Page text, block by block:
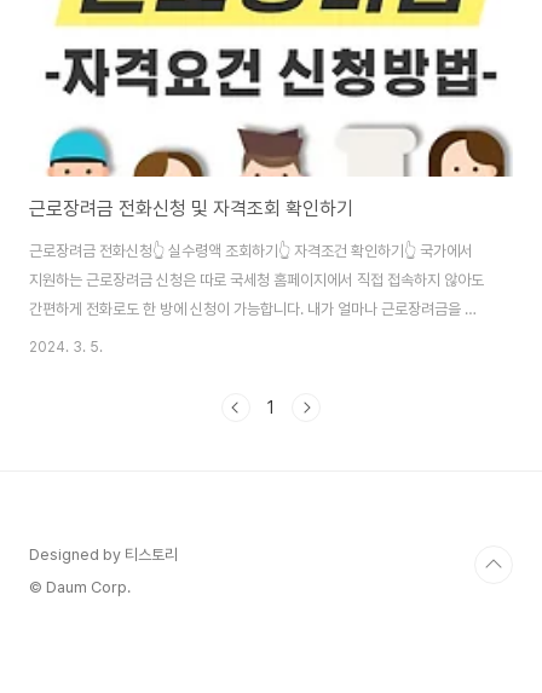
근로장려금 전화신청 및 자격조회 확인하기
근로장려금 전화신청👆 실수령액 조회하기👆 자격조건 확인하기👆 국가에서
지원하는 근로장려금 신청은 따로 국세청 홈페이지에서 직접 접속하지 않아도
간편하게 전화로도 한 방에 신청이 가능합니다. 내가 얼마나 근로장려금을 받
을 수 있는지 궁금하신 분들은 실수령액 조회하기를 통해서 알 수 있으며, 인터
장려금 전화신청 방법을 참고해 보시길 바랍니다.
2024. 3. 5.
1
Designed by 티스토리
© Daum Corp.